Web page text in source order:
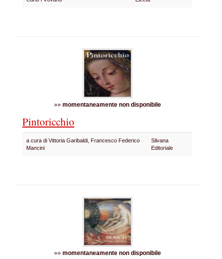
»» momentaneamente non disponibile
Pintoricchio
a cura di Vittoria Garibaldi, Francesco Federico
Mancini
Silvana
Editoriale
»» momentaneamente non disponibile